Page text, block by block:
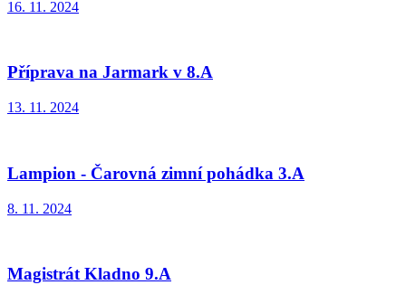
16. 11. 2024
Příprava na Jarmark v 8.A
13. 11. 2024
Lampion - Čarovná zimní pohádka 3.A
8. 11. 2024
Magistrát Kladno 9.A